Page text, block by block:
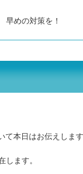
めの対策を！
て本日はお伝えしま
します。